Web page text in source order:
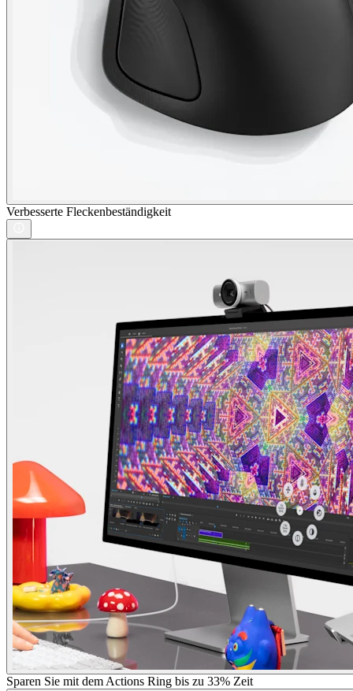
Verbesserte Fleckenbeständigkeit
Sparen Sie mit dem Actions Ring bis zu 33% Zeit